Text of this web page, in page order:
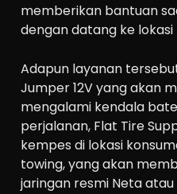
memberikan bantuan
dengan datang ke lokasi
Adapun layanan
Jumper 12V yang akan
mengalami kendala
perjalanan, Flat Tire
kempes di lokasi
towing, yang akan
jaringan resmi Neta atau